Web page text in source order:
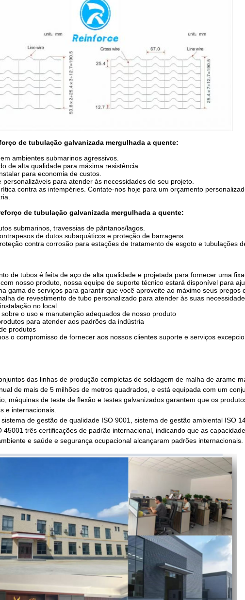
de tubulação galvanizada mergulhada a quente:
ambientes submarinos agressivos.
de alta qualidade para máxima resistência.
para economia de custos.
personalizáveis ​​para atender às necessidades do seu projeto.
contra as intempéries. Contate-nos hoje para um orçamento
de tubulação galvanizada mergulhada a quente:
submarinos, travessias de pântanos/lagos.
de dutos subaquáticos e proteção de barragens.
contra corrosão para estações de tratamento de esgoto e tubulações
de tubos é feita de aço de alta qualidade e projetada para fornecer uma
nosso produto, nossa equipe de suporte técnico estará disponível para
gama de serviços para garantir que você aproveite ao máximo seus pregos
de revestimento de tubo personalizado para atender às suas
no local
o uso e manutenção adequados de nosso produto
para atender aos padrões da indústria
produtos
o compromisso de fornecer aos nossos clientes suporte e serviços
das linhas de produção completas de soldagem de malha de arame
de mais de 5 milhões de metros quadrados, e está equipada com um
máquinas de teste de flexão e testes galvanizados garantem que os
e internacionais.
de gestão de qualidade ISO 9001, sistema de gestão ambiental ISO
45001 três certificações de padrão internacional, indicando que as
e saúde e segurança ocupacional alcançaram padrões internacionais.